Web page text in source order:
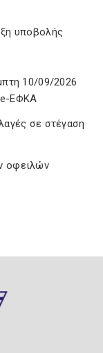
υποβολής
10/09/2026
ΕΦΚΑ
σε στέγαση
οφειλών